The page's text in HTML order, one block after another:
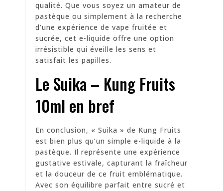
qualité. Que vous soyez un amateur de
pastèque ou simplement à la recherche
d’une expérience de vape fruitée et
sucrée, cet e-liquide offre une option
irrésistible qui éveille les sens et
satisfait les papilles.
Le Suika – Kung Fruits
10ml en bref
En conclusion, « Suika » de Kung Fruits
est bien plus qu’un simple e-liquide à la
pastèque. Il représente une expérience
gustative estivale, capturant la fraîcheur
et la douceur de ce fruit emblématique.
Avec son équilibre parfait entre sucré et